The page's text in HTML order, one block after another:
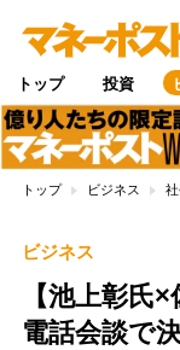
トップ 投資
トップ ビジネス
ビジネス
【池上彰氏
電話会談で